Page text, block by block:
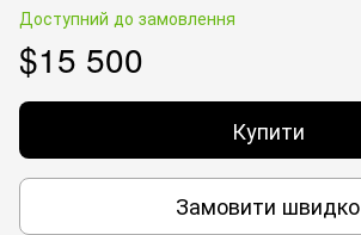
Доступний до замовлення
$15 500
Купити
Замовити швидко